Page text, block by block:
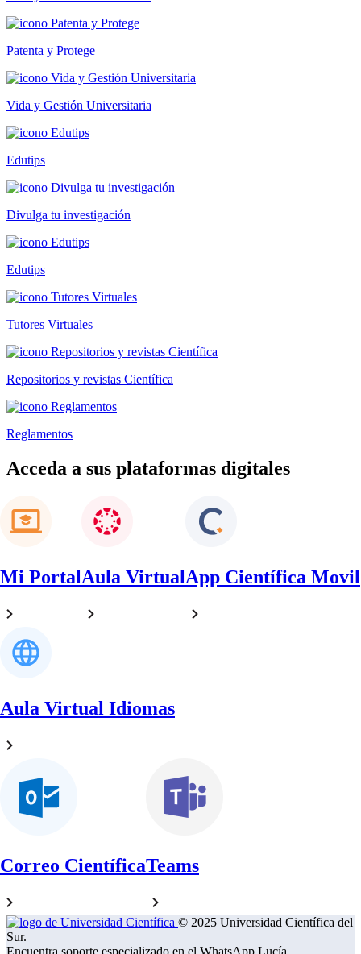
Patenta y Protege
Vida y Gestión Universitaria
Edutips
Divulga tu investigación
Edutips
Tutores Virtuales
Repositorios y revistas Científica
Reglamentos
Acceda a sus plataformas digitales
Mi PortalAula VirtualApp Científica Movil
Aula Virtual Idiomas
Correo CientíficaTeams
© 2025 Universidad Científica del
Sur.
Encuentra soporte especializado en el WhatsApp Lucía